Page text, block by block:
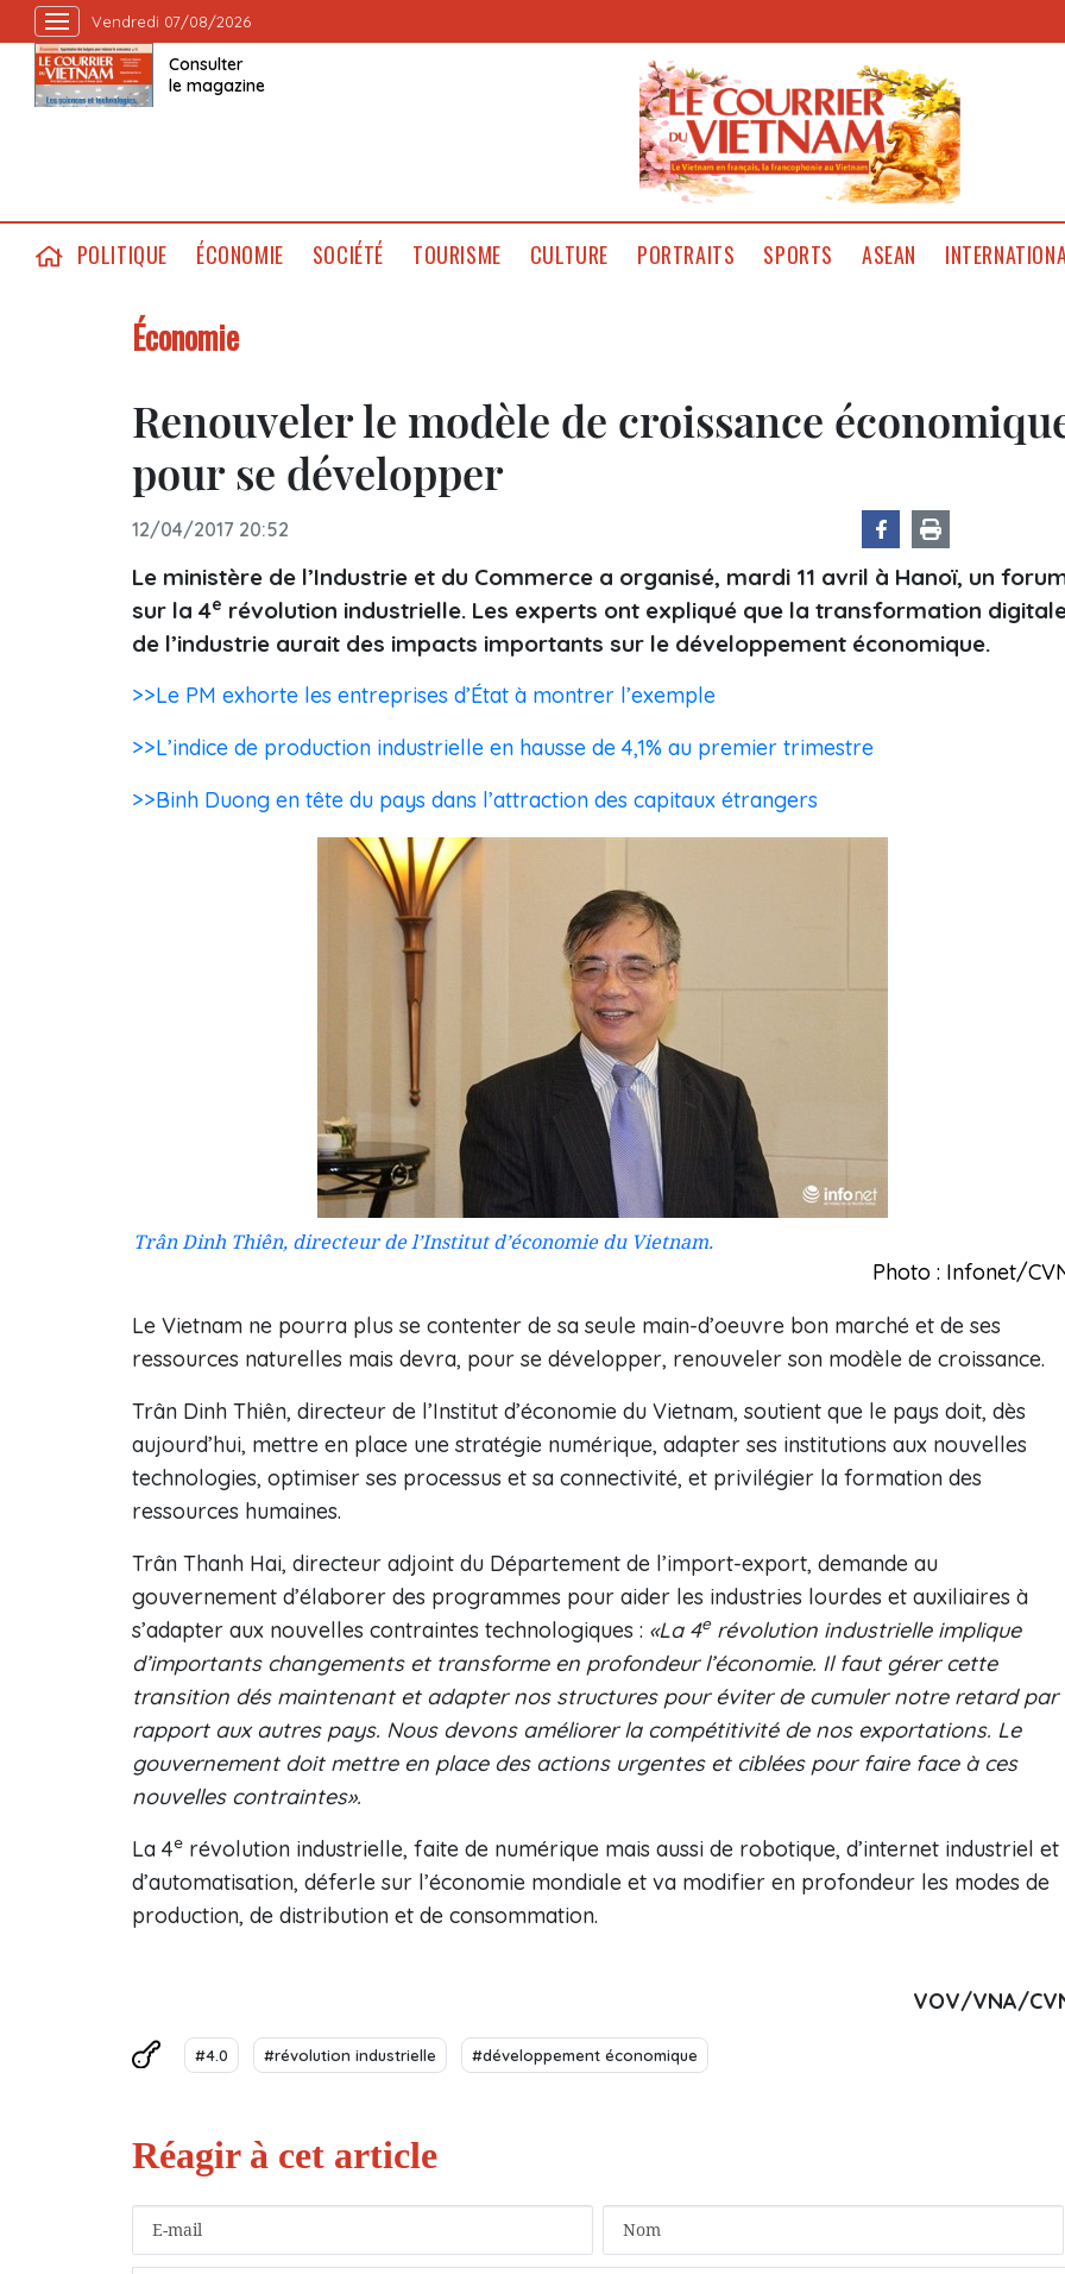
Vendredi 07/08/2026
Consulter
le magazine
POLITIQUE ÉCONOMIE SOCIÉTÉ TOURISME CULTURE PORTRAITS SPORTS ASEAN
Économie
Renouveler le modèle de croissance
pour se développer
12/04/2017 20:52
Le ministère de l’Industrie et du Commerce a organisé, mardi 11 avril à Hanoï, un
sur la 4e révolution industrielle. Les experts ont expliqué que la transformation
de l’industrie aurait des impacts importants sur le développement économique.
>>Le PM exhorte les entreprises d’État à montrer l’exemple
>>L’indice de production industrielle en hausse de 4,1% au premier trimestre
>>Binh Duong en tête du pays dans l’attraction des capitaux étrangers
Trân Dinh Thiên, directeur de l’Institut d’économie du Vietnam.
Photo : Infonet/
Le Vietnam ne pourra plus se contenter de sa seule main-d’oeuvre bon marché et de ses
ressources naturelles mais devra, pour se développer, renouveler son modèle de croissance.
Trân Dinh Thiên, directeur de l’Institut d’économie du Vietnam, soutient que le pays doit, dès
aujourd’hui, mettre en place une stratégie numérique, adapter ses institutions aux nouvelles
technologies, optimiser ses processus et sa connectivité, et privilégier la formation des
ressources humaines.
Trân Thanh Hai, directeur adjoint du Département de l’import-export, demande au
gouvernement d’élaborer des programmes pour aider les industries lourdes et auxiliaires à
s’adapter aux nouvelles contraintes technologiques : «La 4erévolution industrielle implique
d’importants changements et transforme en profondeur l’économie. Il faut gérer cette
transition dés maintenant et adapter nos structures pour éviter de cumuler notre retard par
rapport aux autres pays. Nous devons améliorer la compétitivité de nos exportations. Le
gouvernement doit mettre en place des actions urgentes et ciblées pour faire face à ces
nouvelles contraintes».
La 4e révolution industrielle, faite de numérique mais aussi de robotique, d’internet industriel et
d’automatisation, déferle sur l’économie mondiale et va modifier en profondeur les modes de
production, de distribution et de consommation.
VOV/VNA/
#4.0 #révolution industrielle #développement économique